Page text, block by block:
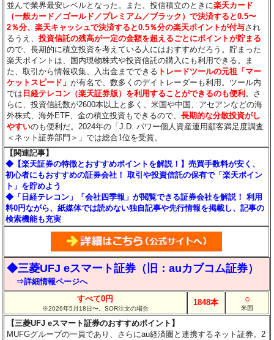
並んで業界最安レベルとなった。また、投信積立のときに楽天カード
（一般カード／ゴールド／プレミアム／ブラック）で決済すると0.5〜
2％分、楽天キャッシュで決済すると0.5％分の楽天ポイントが付与され
るうえ、投資信託の残高が一定の金額を超えるごとにポイントが貯まる
ので、長期的に積立投資を考えている人にはおすすめだろう。貯まった
楽天ポイントは、国内現物株式や投資信託の購入にも利用できる。ま
た、取引から情報収集、入出金までできる トレードツールの元祖「マー
ケットスピード」が有名で、数多くのデイトレーダーも利用。ツール内
では 日経テレコン（楽天証券版）を利用することができるのも便利 。さ
らに、投資信託数が2600本以上と多く、米国や中国、アセアンなどの海
外株式、海外ETF、金の積立投資もできるので、長期的な分散投資がし
やすいのも便利だ。2024年の「J.D. パワー個人資産運用顧客満足度調査
＜ネット証券部門＞」では総合1位を受賞。
【関連記事】
◆【楽天証券の特徴とおすすめポイントを解説！】売買手数料が安く、
初心者にもおすすめの証券会社！ 取引や投資信託の保有で「楽天ポイン
ト」を貯めよう
◆「日経テレコン」「会社四季報」が閲覧できる証券会社を解説！ 利用
料0円ながら、紙媒体では読めない独自記事や先行情報を掲載し、記事の
検索機能も充実
◆三菱UFJ eスマート証券（旧：auカブコム証券）
⇒詳細情報ページへ
すべて0円
※2026年5月18日〜。SOR注文の場合
1848本 ○
米国
【三菱UFJ eスマート証券のおすすめポイント】
MUFGグループの一員であり、さらにau経済圏と連携するネット証券。2